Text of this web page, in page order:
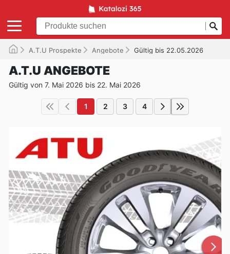
A.T.U Prospekte Angebote Gültig bis 22.05.2026
A.T.U ANGEBOTE
Gültig von 7. Mai 2026 bis 22. Mai 2026
1 2 3 4